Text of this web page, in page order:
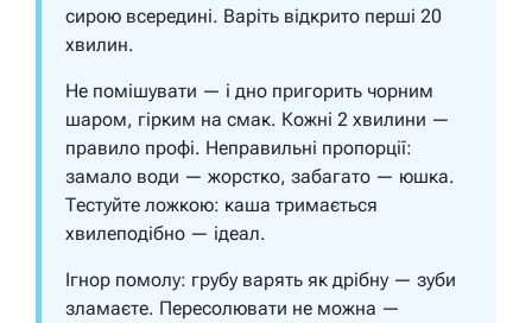
сирою всередині. Варіть відкрито перші 20
хвилин.
Не помішувати — і дно пригорить чорним
шаром, гірким на смак. Кожні 2 хвилини —
правило профі. Неправильні пропорції:
замало води — жорстко, забагато — юшка.
Тестуйте ложкою: каша тримається
хвилеподібно — ідеал.
Ігнор помолу: грубу варять як дрібну — зуби
зламаєте. Пересолювати не можна —